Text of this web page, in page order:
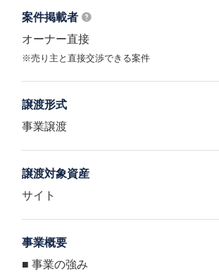
案件掲載者
オーナー直接
※売り主と直接交渉できる案件
譲渡形式
事業譲渡
譲渡対象資産
サイト
事業概要
■ 事業の強み